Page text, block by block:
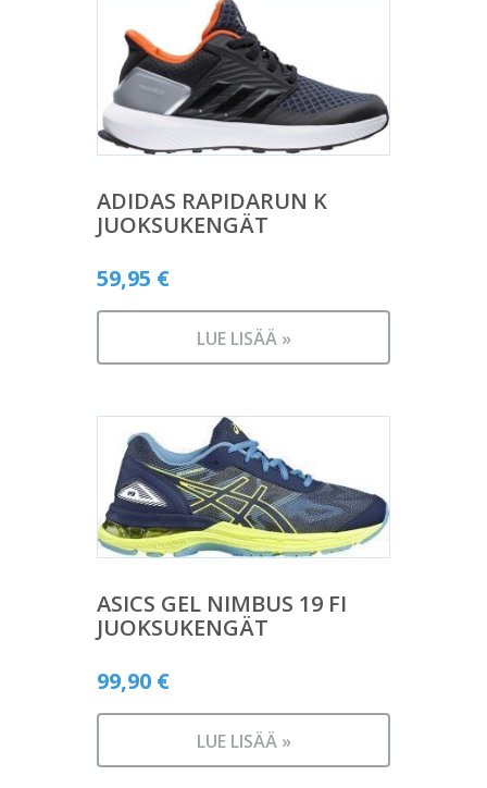
ADIDAS RAPIDARUN K
JUOKSUKENGÄT
59,95 €
LUE LISÄÄ »
ASICS GEL NIMBUS 19 FI
JUOKSUKENGÄT
99,90 €
LUE LISÄÄ »